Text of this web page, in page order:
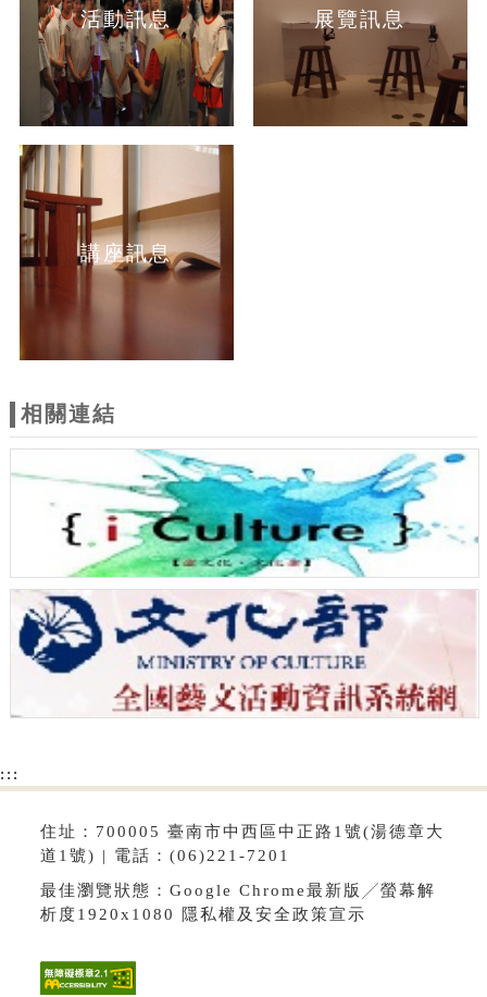
活動訊息 展覽訊息
講座訊息
相關連結
:::
住址：700005 臺南市中西區中正路1號(湯德章大
道1號) | 電話：(06)221-7201
最佳瀏覽狀態：Google Chrome最新版╱螢幕解
析度1920x1080 隱私權及安全政策宣示